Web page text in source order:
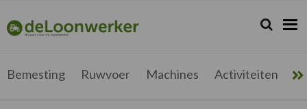
de
hoofdnavigatie
de
hoofd
de
eerste
de
voettekst
deloonwerker.be Zoeken...
Zoek
Bemesting Ruwvoer Machines Activiteiten